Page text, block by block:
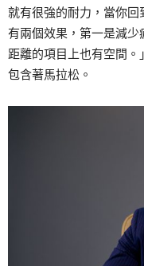
就有很強的耐力，當你
有兩個效果，第一是減少
距離的項目上也有空間
包含著馬拉松。